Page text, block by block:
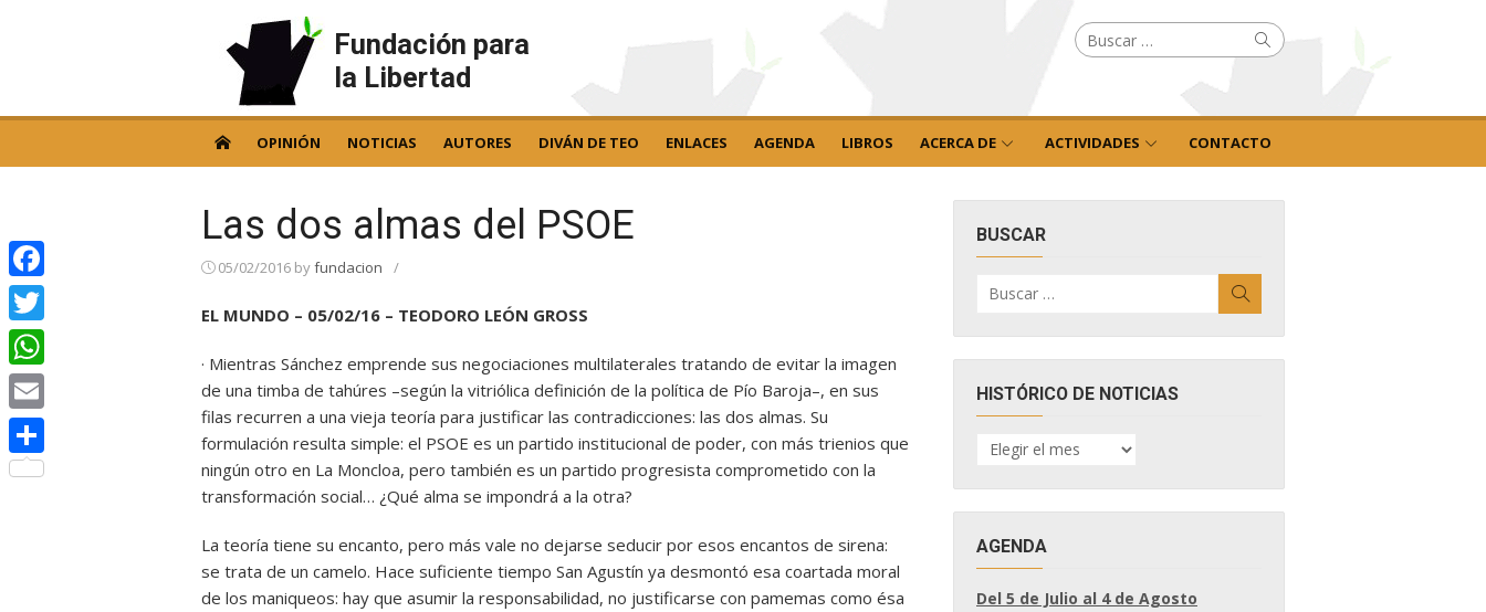
Fundación para
la Libertad
Buscar
por: Buscar
OPINIÓN NOTICIAS AUTORES DIVÁN DE TEO ENLACES AGENDA LIBROS ACERCA DE ACTIVIDADES CONTACTO
Las dos almas del PSOE
05/02/2016 byfundacion /
EL MUNDO – 05/02/16 – TEODORO LEÓN GROSS
· Mientras Sánchez emprende sus negociaciones multilaterales tratando de evitar la imagen
de una timba de tahúres –según la vitriólica definición de la política de Pío Baroja–, en sus
filas recurren a una vieja teoría para justificar las contradicciones: las dos almas. Su
formulación resulta simple: el PSOE es un partido institucional de poder, con más trienios que
ningún otro en La Moncloa, pero también es un partido progresista comprometido con la
transformación social… ¿Qué alma se impondrá a la otra?
La teoría tiene su encanto, pero más vale no dejarse seducir por esos encantos de sirena:
se trata de un camelo. Hace suficiente tiempo San Agustín ya desmontó esa coartada moral
de los maniqueos: hay que asumir la responsabilidad, no justificarse con pamemas como ésa
BUSCAR
por:
HISTÓRICO DE NOTICIAS
HISTÓRICO
DE
AGENDA
Del 5 de Julio al 4 de Agosto
Facebook
Twitter
WhatsApp
Email
Compartir